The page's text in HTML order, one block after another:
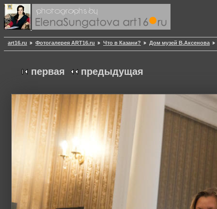
art16.ru Фотогалерея ART16.ru Что в Казани? Дом музей В.Аксенова
первая предыдущая